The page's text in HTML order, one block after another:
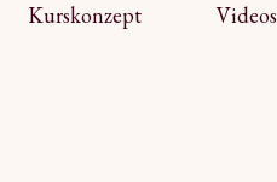
Kurskonzept Videos